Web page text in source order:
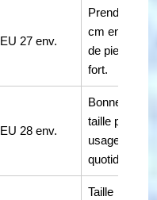
EU 27 env.
Prendre 18
cm en cas
de pied
fort.
EU 28 env.
Bonne
taille pour
usage
quotidien.
Taille